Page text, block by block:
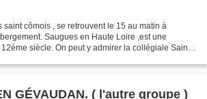
saint cômois , se retrouvent le 15 au matin à
Saugues en Haute Loire ,est une
siècle. On peut y admirer la collégiale Saint
RANDONNÉE EN GÉVAUDAN. ( l'autre groupe )